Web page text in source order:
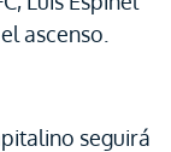
ascenso.
seguirá